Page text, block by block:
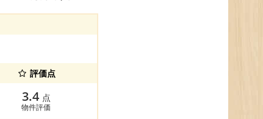
評価点
3.4 点
物件評価